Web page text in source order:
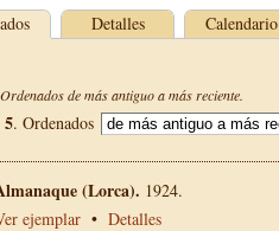
Detalles Calendario
de más antiguo a más reciente.
5. Ordenados
(Lorca). 1924.
ejemplar • Detalles